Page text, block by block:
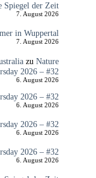
Spiegel der Zeit
7. August 2026
in Wuppertal
7. August 2026
zu Nature
2026 – #32
6. August 2026
2026 – #32
6. August 2026
2026 – #32
6. August 2026
2026 – #32
6. August 2026